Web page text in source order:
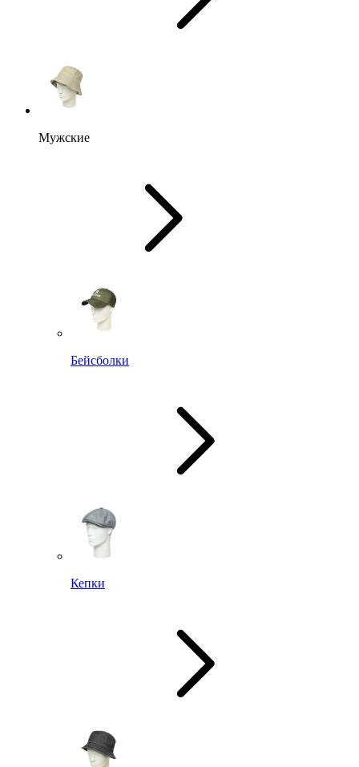
Мужские
Бейсболки
Кепки